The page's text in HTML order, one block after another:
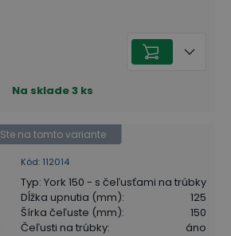
Na sklade3 ks
Kód: 112014
Ste na tomto variante
Typ: York 150 - s čeľusťami na trúbky
Dĺžka upnutia (mm):
125
Šírka čeľuste (mm):
150
Čeľusti na trúbky: áno